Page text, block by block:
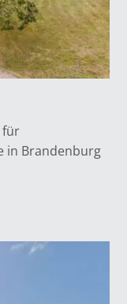
für
in Brandenburg